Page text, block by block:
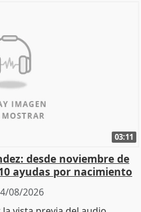
03:11
desde noviembre de
ayudas por nacimiento
08/2026